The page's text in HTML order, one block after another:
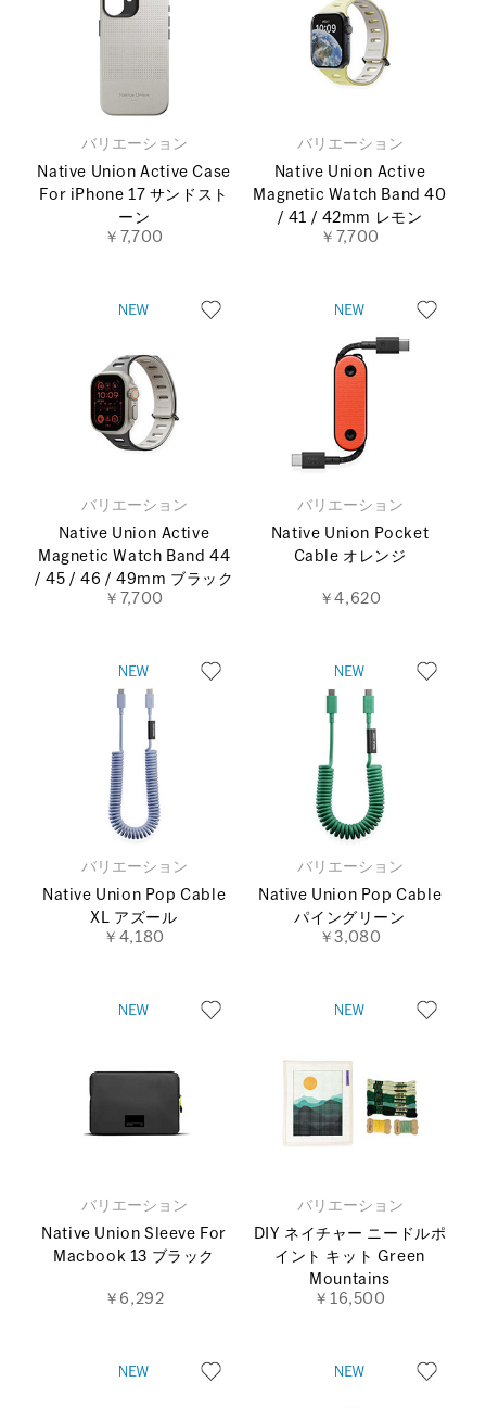
バリエーション
Native Union Active Case
For iPhone 17 サンドスト
ーン
￥7,700
バリエーション
Native Union Active
Magnetic Watch Band 40
/ 41 / 42mm レモン
￥7,700
バリエーション
Native Union Active
Magnetic Watch Band 44
/ 45 / 46 / 49mm ブラック
￥7,700
バリエーション
Native Union Pocket
Cable オレンジ
￥4,620
バリエーション
Native Union Pop Cable
XL アズール
￥4,180
バリエーション
Native Union Pop Cable
パイングリーン
￥3,080
バリエーション
Native Union Sleeve For
Macbook 13 ブラック
￥6,292
バリエーション
DIY ネイチャー ニードルポ
イント キット Green
Mountains
￥16,500